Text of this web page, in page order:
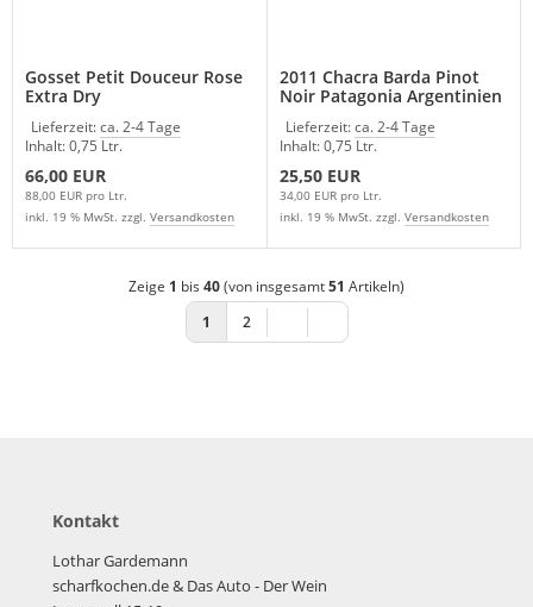
Gosset Petit Douceur Rose
Extra Dry
Lieferzeit:ca. 2-4 Tage
Inhalt: 0,75 Ltr.
66,00 EUR
88,00 EUR pro Ltr.
inkl. 19 % MwSt. zzgl. Versandkosten
2011 Chacra Barda Pinot
Noir Patagonia Argentinien
Lieferzeit:ca. 2-4 Tage
Inhalt: 0,75 Ltr.
25,50 EUR
34,00 EUR pro Ltr.
inkl. 19 % MwSt. zzgl. Versandkosten
Zeige 1 bis 40(von insgesamt51 Artikeln)
1
2
Kontakt
Lothar Gardemann
scharfkochen.de& Das Auto - Der Wein